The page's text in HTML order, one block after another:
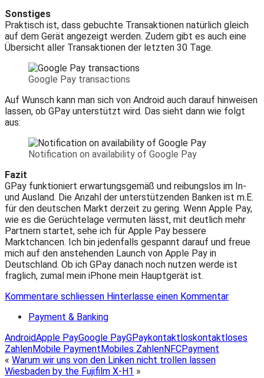
Sonstiges
Praktisch ist, dass gebuchte Transaktionen natürlich gleich
auf dem Gerät angezeigt werden. Zudem gibt es auch eine
Übersicht aller Transaktionen der letzten 30 Tage.
Google Pay transactions
Auf Wunsch kann man sich von Android auch darauf hinweisen
lassen, ob GPay unterstützt wird. Das sieht dann wie folgt
aus:
Notification on availability of Google Pay
Fazit
GPay funktioniert erwartungsgemäß und reibungslos im In-
und Ausland. Die Anzahl der unterstützenden Banken ist m.E.
für den deutschen Markt derzeit zu gering. Wenn Apple Pay,
wie es die Gerüchtelage vermuten lässt, mit deutlich mehr
Partnern startet, sehe ich für Apple Pay bessere
Marktchancen. Ich bin jedenfalls gespannt darauf und freue
mich auf den anstehenden Launch von Apple Pay in
Deutschland. Ob ich GPay danach noch nutzen werde ist
fraglich, zumal mein iPhone mein Hauptgerät ist.
Kommentare schliessen Hinterlasse einen Kommentar
Payment & Banking
AndroidApple PayGoogle PayGPaykontaktloskontaktloses
ZahlenMobile PaymentMobiles ZahlenNFCPayment
« Warum wir uns von den Linken nicht trollen lassen
Wiesbaden by the Fujifilm X-H1 »